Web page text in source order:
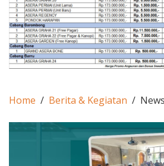
Home Berita & Kegiatan